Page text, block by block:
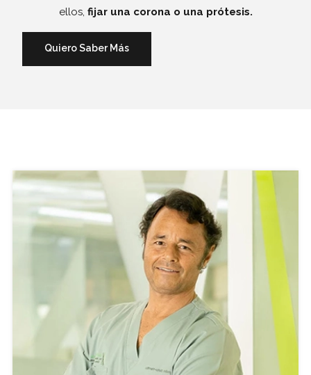
ellos, fijar una corona o una prótesis.
Quiero Saber Más